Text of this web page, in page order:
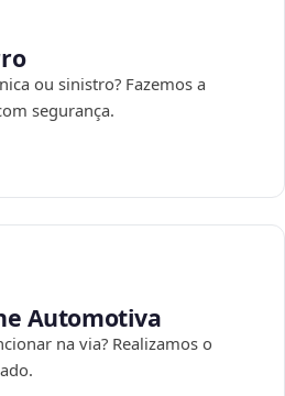
ou sinistro? Fazemos a
segurança.
Automotiva
na via? Realizamos o